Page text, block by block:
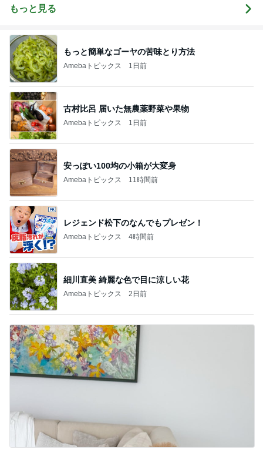
身体は、ケー
キで出来てい
もっと見る
もっと簡単なゴーヤの苦味とり方法
Amebaトピックス 1日前
古村比呂 届いた無農薬野菜や果物
Amebaトピックス 1日前
安っぽい100均の小箱が大変身
Amebaトピックス 11時間前
レジェンド松下のなんでもプレゼン！
Amebaトピックス 4時間前
細川直美 綺麗な色で目に涼しい花
Amebaトピックス 2日前